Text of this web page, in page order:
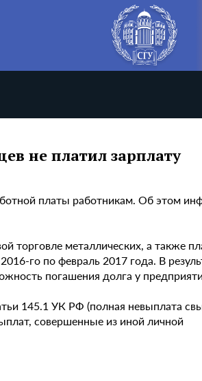
не платил зарплату
платы работникам. Об этом
торговле металлических, а также
го по февраль 2017 года. В
погашения долга у
145.1 УК РФ (полная невыплата
совершенные из иной личной